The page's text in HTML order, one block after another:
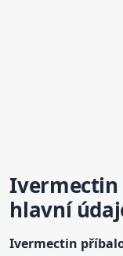
Ivermectin
hlavní
Ivermectin